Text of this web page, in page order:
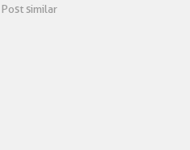
Post similar